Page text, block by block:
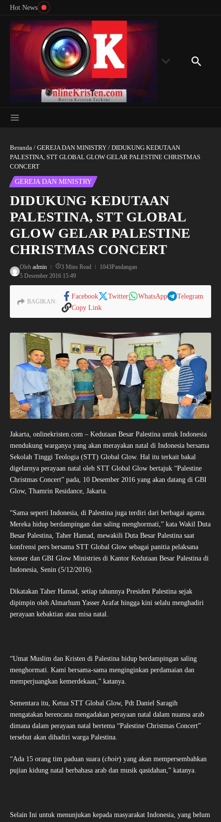
Lewati ke konten
Hot News
Beranda / GEREJA DAN MINISTRY / DIDUKUNG KEDUTAAN
PALESTINA, STT GLOBAL GLOW GELAR PALESTINE CHRISTMAS
CONCERT
GEREJA DAN MINISTRY
DIDUKUNG KEDUTAAN
PALESTINA, STT GLOBAL
GLOW GELAR PALESTINE
CHRISTMAS CONCERT
Oleh admin 3 Mins Read
1043Pandangan
5 Desember 2016 15:49
BAGIKAN:
Facebook Twitter WhatsApp
Telegram
Copy Link
Jakarta, onlinekristen.com – Kedutaan Besar Palestina untuk Indonesia
mendukung warganya yang akan merayakan natal di Indonesia bersama
Sekolah Tinggi Teologia (STT) Global Glow. Hal itu terkait bakal
digelarnya perayaan natal oleh STT Global Glow bertajuk “Palestine
Christmas Concert” pada, 10 Desember 2016 yang akan datang di GBI
Glow, Thamrin Residance, Jakarta.
“Sama seperti Indonesia, di Palestina juga terdiri dari berbagai agama.
Mereka hidup berdampingan dan saling menghormati,” kata Wakil Duta
Besar Palestina, Taher Hamad, mewakili Duta Besar Palestina saat
konfrensi pers bersama STT Global Glow sebagai panitia pelaksana
konser dan GBI Glow Ministries di Kantor Kedutaan Besar Palestina di
Indonesia, Senin (5/12/2016).
Dikatakan Taher Hamad, setiap tahunnya Presiden Palestina sejak
dipimpin oleh Almarhum Yasser Arafat hingga kini selalu menghadiri
perayaan kebaktian atau misa natal.
“Umat Muslim dan Kristen di Palestina hidup berdampingan saling
menghormati. Kami bersama-sama menginginkan perdamaian dan
memperjuangkan kemerdekaan,” katanya.
Sementara itu, Ketua STT Global Glow, Pdt Daniel Saragih
mengatakan berencana mengadakan perayaan natal dalam nuansa arab
dimana dalam perayaan natal bertema “Palestine Christmas Concert”
tersebut akan dihadiri warga Palestina.
“Ada 15 orang tim paduan suara (choir) yang akan mempersembahkan
pujian kidung natal berbahasa arab dan musik qasidahan,” katanya.
Selain Ini untuk menunjukan kepada masyarakat Indonesia, yang belum